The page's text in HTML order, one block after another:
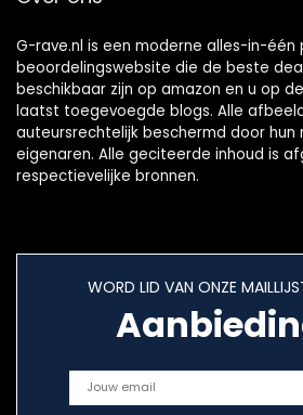
G-rave.nl is een moderne alles-in-één
beoordelingswebsite die de beste
beschikbaar zijn op amazon en u op
laatst toegevoegde blogs. Alle
auteursrechtelijk beschermd door hun
eigenaren. Alle geciteerde inhoud is
respectievelijke bronnen.
WORD LID VAN ONZE